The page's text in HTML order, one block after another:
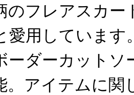
のフレアスカー
愛用しています
ーダーカットソ
。アイテムに関